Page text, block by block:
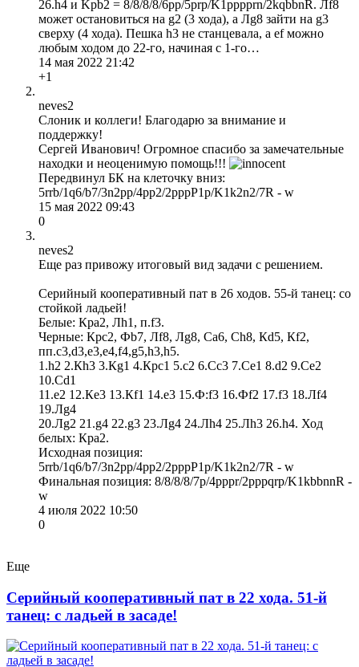
26.h4 и Kpb2 = 8/8/8/8/6pp/5prp/K1pppprn/2kqbbnR. Лf8
может остановиться на g2 (3 хода), а Лg8 зайти на g3
сверху (4 хода). Пешка h3 не станцевала, а ef можно
любым ходом до 22-го, начиная с 1-го…
14 мая 2022 21:42
+1
neves2
Слоник и коллеги! Благодарю за внимание и
поддержку!
Сергей Иванович! Огромное спасибо за замечательные
находки и неоценимую помощь!!!
Передвинул БК на клеточку вниз:
5rrb/1q6/b7/3n2pp/4pp2/2pppP1p/K1k2n2/7R - w
15 мая 2022 09:43
0
neves2
Еще раз привожу итоговый вид задачи с решением.
Серийный кооперативный пат в 26 ходов. 55-й танец: со
стойкой ладьей!
Белые: Крa2, Лh1, п.f3.
Черные: Крc2, Фb7, Лf8, Лg8, Сa6, Сh8, Кd5, Кf2,
пп.c3,d3,e3,e4,f4,g5,h3,h5.
1.h2 2.Кh3 3.Кg1 4.Крc1 5.c2 6.Сc3 7.Сe1 8.d2 9.Сe2
10.Сd1
11.e2 12.Кe3 13.Кf1 14.e3 15.Ф:f3 16.Фf2 17.f3 18.Лf4
19.Лg4
20.Лg2 21.g4 22.g3 23.Лg4 24.Лh4 25.Лh3 26.h4. Ход
белых: Крa2.
Исходная позиция:
5rrb/1q6/b7/3n2pp/4pp2/2pppP1p/K1k2n2/7R - w
Финальная позиция: 8/8/8/8/7p/4pppr/2pppqrp/K1kbbnnR -
w
4 июля 2022 10:50
0
Еще
Серийный кооперативный пат в 22 хода. 51-й
танец: с ладьей в засаде!